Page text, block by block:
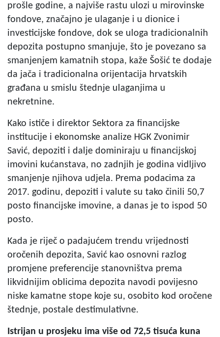
prošle godine, a najviše rastu ulozi u mirovinske
fondove, značajno je ulaganje i u dionice i
investicijske fondove, dok se uloga tradicionalnih
depozita postupno smanjuje, što je povezano sa
smanjenjem kamatnih stopa, kaže Šošić te dodaje
da jača i tradicionalna orijentacija hrvatskih
građana u smislu štednje ulaganjima u
nekretnine.
Kako ističe i direktor Sektora za financijske
institucije i ekonomske analize HGK Zvonimir
Savić, depoziti i dalje dominiraju u financijskoj
imovini kućanstava, no zadnjih je godina vidljivo
smanjenje njihova udjela. Prema podacima za
2017. godinu, depoziti i valute su tako činili 50,7
posto financijske imovine, a danas je to ispod 50
posto.
Kada je riječ o padajućem trendu vrijednosti
oročenih depozita, Savić kao osnovni razlog
promjene preferencije stanovništva prema
likvidnijim oblicima depozita navodi povijesno
niske kamatne stope koje su, osobito kod oročene
štednje, postale destimulativne.
Istrijan u prosjeku ima više od 72,5 tisuća kuna